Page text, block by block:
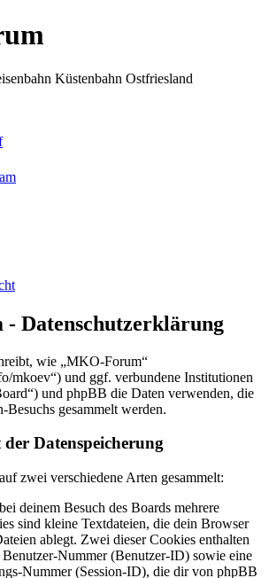
Küstenbahn Ostfriesland
Datenschutzerklärung
wie „MKO-Forum“
mkoev“) und ggf. verbundene Institutionen
und phpBB die Daten verwenden, die
Besuchs gesammelt werden.
Datenspeicherung
zwei verschiedene Arten gesammelt:
deinem Besuch des Boards mehrere
sind kleine Textdateien, die dein Browser
ablegt. Zwei dieser Cookies enthalten
Benutzer-Nummer (Benutzer-ID) sowie eine
Nummer (Session-ID), die dir von phpBB